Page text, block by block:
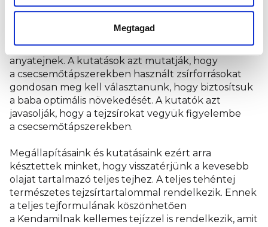
Megtagad
Miért teljes tehéntej alapú a Kendamil tej?
A zsír az anyatej fontos összetevője, és a laktóz után
a második legnagyobb szilárd összetevője az
anyatejnek. A kutatások azt mutatják, hogy
a csecsemőtápszerekben használt zsírforrásokat
gondosan meg kell választanunk, hogy biztosítsuk
a baba optimális növekedését. A kutatók azt
javasolják, hogy a tejzsírokat vegyük figyelembe
a csecsemőtápszerekben.
Megállapításaink és kutatásaink ezért arra
késztettek minket, hogy visszatérjünk a kevesebb
olajat tartalmazó teljes tejhez. A teljes tehéntej
természetes tejzsírtartalommal rendelkezik. Ennek
a teljes tejformulának köszönhetően
a Kendamilnak kellemes tejízzel is rendelkezik, amit